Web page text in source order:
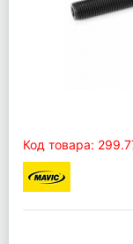
Код товара: